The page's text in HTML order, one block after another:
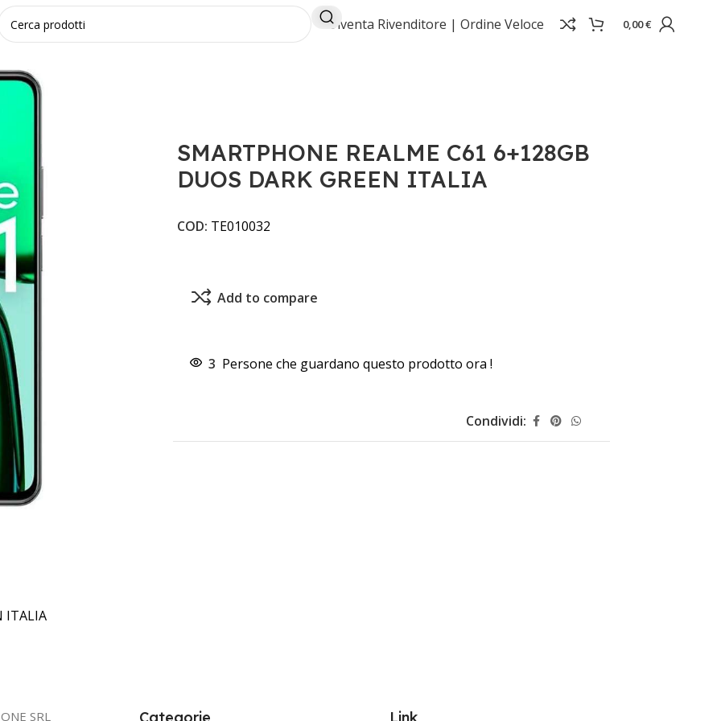
Diventa Rivenditore | Ordine Veloce 0,00€
C61 6+128GB DUOS DARK GREEN ITALIA
SMARTPHONE REALME C61 6+128GB
DUOS DARK GREEN ITALIA
COD: TE010032
Add to compare
3 Persone che guardano questo prodotto ora !
Condividi:
ITALIA
SRL Categorie Link